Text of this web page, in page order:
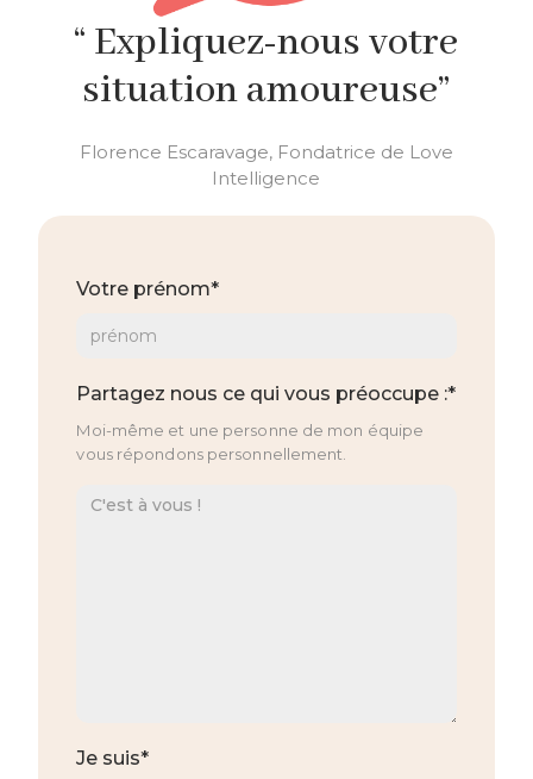
“ Expliquez-nous votre
situation amoureuse”
Florence Escaravage, Fondatrice de Love
Intelligence
Votre prénom*
Partagez nous ce qui vous préoccupe :*
Moi-même et une personne de mon équipe
vous répondons personnellement.
Je suis*